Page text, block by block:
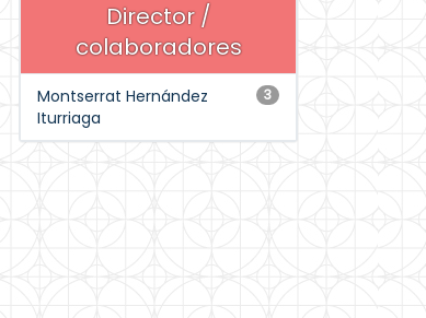
Director /
colaboradores
3
Montserrat Hernández
Iturriaga